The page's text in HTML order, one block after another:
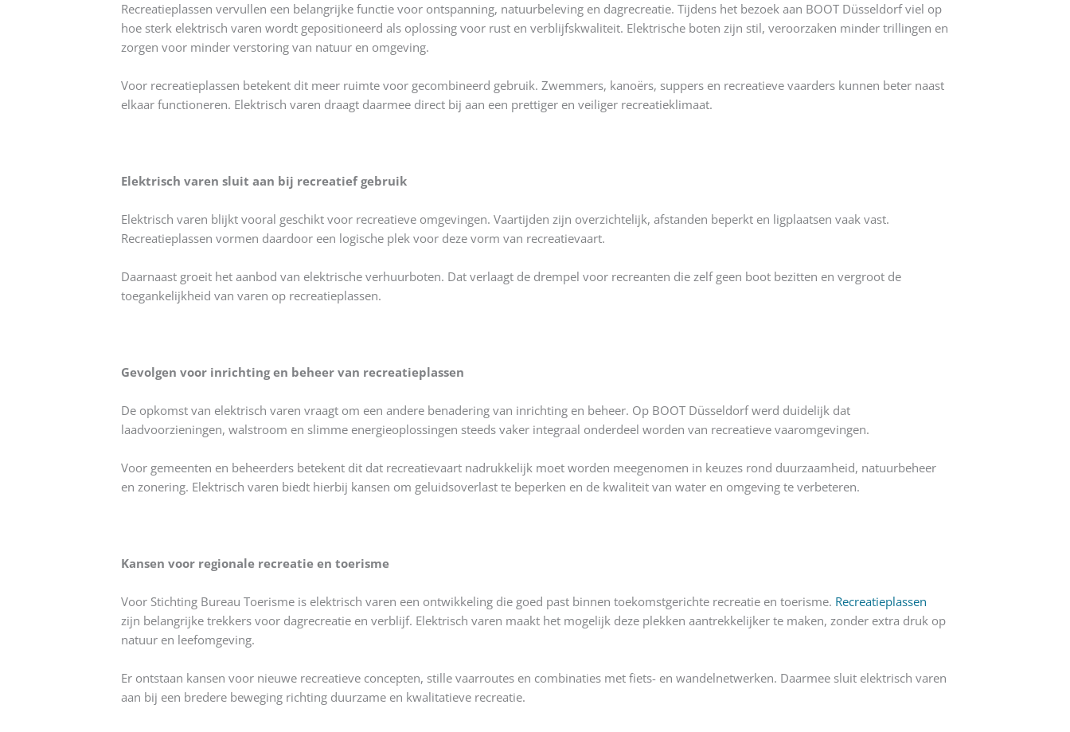
Recreatieplassen vervullen een belangrijke functie voor ontspanning, natuurbeleving en dagrecreatie. Tijdens het bezoek aan BOOT Düsseldorf viel op
hoe sterk elektrisch varen wordt gepositioneerd als oplossing voor rust en verblijfskwaliteit. Elektrische boten zijn stil, veroorzaken minder trillingen en
zorgen voor minder verstoring van natuur en omgeving.
Voor recreatieplassen betekent dit meer ruimte voor gecombineerd gebruik. Zwemmers, kanoërs, suppers en recreatieve vaarders kunnen beter naast
elkaar functioneren. Elektrisch varen draagt daarmee direct bij aan een prettiger en veiliger recreatieklimaat.
Elektrisch varen sluit aan bij recreatief gebruik
Elektrisch varen blijkt vooral geschikt voor recreatieve omgevingen. Vaartijden zijn overzichtelijk, afstanden beperkt en ligplaatsen vaak vast.
Recreatieplassen vormen daardoor een logische plek voor deze vorm van recreatievaart.
Daarnaast groeit het aanbod van elektrische verhuurboten. Dat verlaagt de drempel voor recreanten die zelf geen boot bezitten en vergroot de
toegankelijkheid van varen op recreatieplassen.
Gevolgen voor inrichting en beheer van recreatieplassen
De opkomst van elektrisch varen vraagt om een andere benadering van inrichting en beheer. Op BOOT Düsseldorf werd duidelijk dat
laadvoorzieningen, walstroom en slimme energieoplossingen steeds vaker integraal onderdeel worden van recreatieve vaaromgevingen.
Voor gemeenten en beheerders betekent dit dat recreatievaart nadrukkelijk moet worden meegenomen in keuzes rond duurzaamheid, natuurbeheer
en zonering. Elektrisch varen biedt hierbij kansen om geluidsoverlast te beperken en de kwaliteit van water en omgeving te verbeteren.
Kansen voor regionale recreatie en toerisme
Voor Stichting Bureau Toerisme is elektrisch varen een ontwikkeling die goed past binnen toekomstgerichte recreatie en toerisme. Recreatieplassen
zijn belangrijke trekkers voor dagrecreatie en verblijf. Elektrisch varen maakt het mogelijk deze plekken aantrekkelijker te maken, zonder extra druk op
natuur en leefomgeving.
Er ontstaan kansen voor nieuwe recreatieve concepten, stille vaarroutes en combinaties met fiets- en wandelnetwerken. Daarmee sluit elektrisch varen
aan bij een bredere beweging richting duurzame en kwalitatieve recreatie.